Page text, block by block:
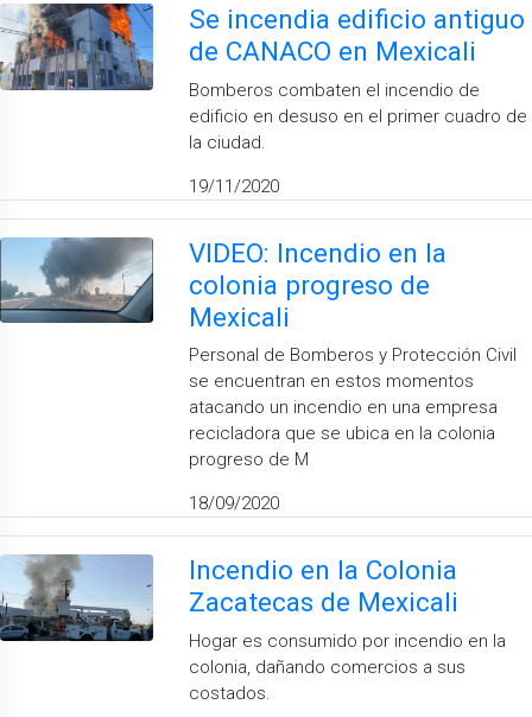
Se incendia edificio antiguo
de CANACO en Mexicali
Bomberos combaten el incendio de
edificio en desuso en el primer cuadro de
la ciudad.
19/11/2020
VIDEO: Incendio en la
colonia progreso de
Mexicali
Personal de Bomberos y Protección Civil
se encuentran en estos momentos
atacando un incendio en una empresa
recicladora que se ubica en la colonia
progreso de M
18/09/2020
Incendio en la Colonia
Zacatecas de Mexicali
Hogar es consumido por incendio en la
colonia, dañando comercios a sus
costados.